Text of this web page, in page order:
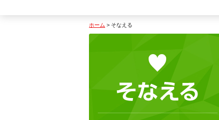
ホーム > そなえる